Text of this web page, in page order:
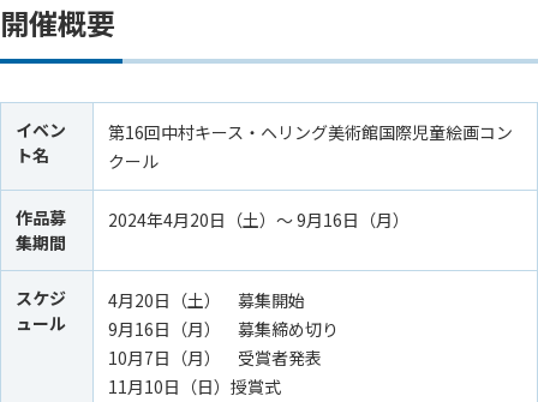
開催概要
イベン
ト名
第16回中村キース・ヘリング美術館国際児童絵画コン
クール
作品募
集期間
2024年4月20日（土）～ 9月16日（月）
スケジ
ュール
4月20日（土） 募集開始
9月16日（月） 募集締め切り
10月7日（月） 受賞者発表
11月10日（日）授賞式